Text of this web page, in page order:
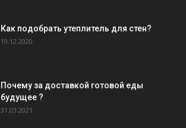
Как подобрать утеплитель для стен?
19.12.2020
Почему за доставкой готовой еды
будущее ?
31.03.2021